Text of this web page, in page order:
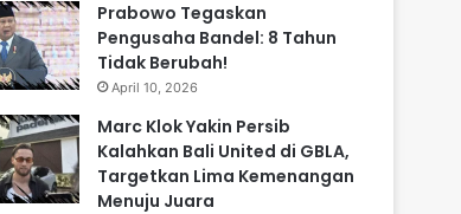
Prabowo Tegaskan
Pengusaha Bandel: 8 Tahun
Tidak Berubah!
April 10, 2026
Marc Klok Yakin Persib
Kalahkan Bali United di GBLA,
Targetkan Lima Kemenangan
Menuju Juara